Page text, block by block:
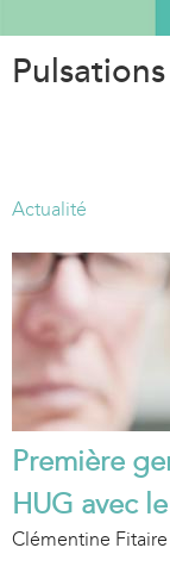
Pulsations
Actualité
Première
HUG avec
Clémentine Fitaire